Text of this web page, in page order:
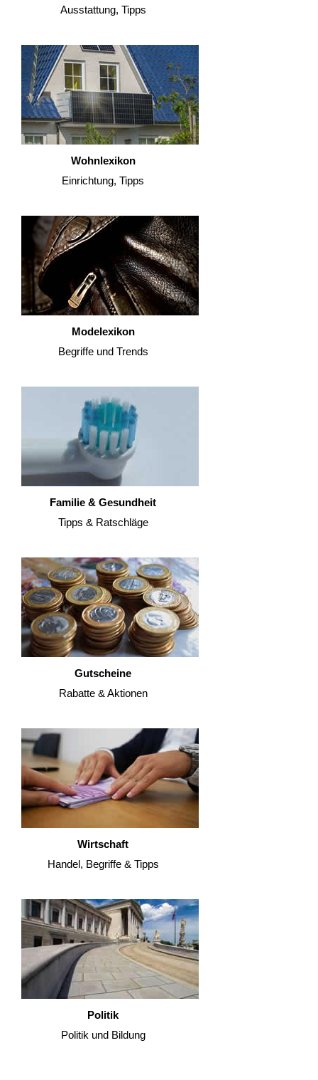
Ausstattung, Tipps
Wohnlexikon
Einrichtung, Tipps
Modelexikon
Begriffe und Trends
Familie & Gesundheit
Tipps & Ratschläge
Gutscheine
Rabatte & Aktionen
Wirtschaft
Handel, Begriffe & Tipps
Politik
Politik und Bildung